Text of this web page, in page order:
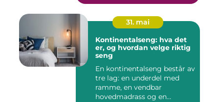
31. mai
Kontinentalseng: hva det
er, og hvordan velge riktig
seng
En kontinentalseng består av
tre lag: en underdel med
ramme, en vendbar
hovedmadrass og en